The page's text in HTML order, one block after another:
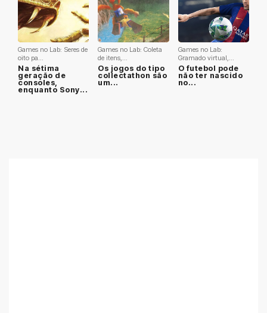
Games no Lab: Seres de
oito pa...
Na sétima
geração de
consoles,
enquanto Sony...
Games no Lab: Coleta
de itens,...
Os jogos do tipo
collectathon são
um...
Games no Lab:
Gramado virtual,...
O futebol pode
não ter nascido
no...